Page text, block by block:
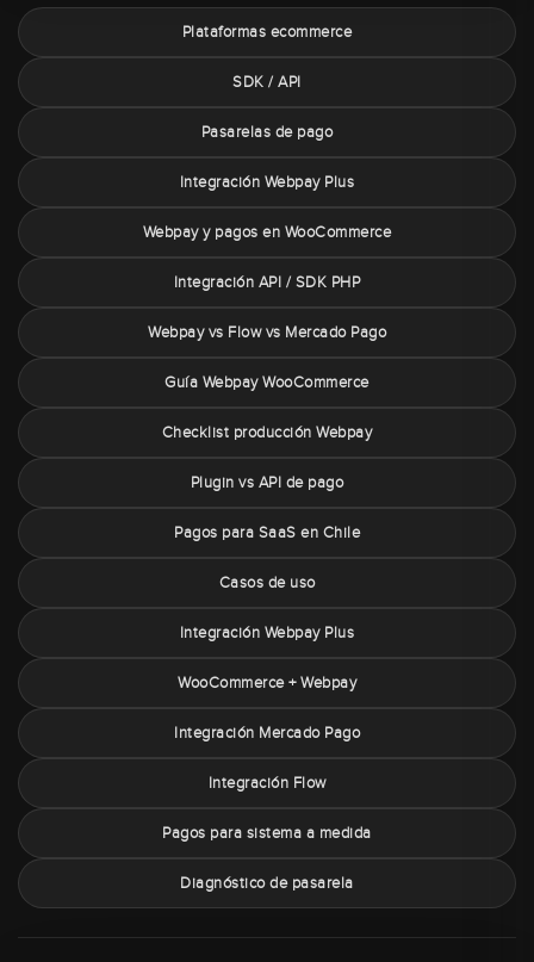
Plataformas ecommerce
SDK / API
Pasarelas de pago
Integración Webpay Plus
Webpay y pagos en WooCommerce
Integración API / SDK PHP
Webpay vs Flow vs Mercado Pago
Guía Webpay WooCommerce
Checklist producción Webpay
Plugin vs API de pago
Pagos para SaaS en Chile
Casos de uso
Integración Webpay Plus
WooCommerce + Webpay
Integración Mercado Pago
Integración Flow
Pagos para sistema a medida
Diagnóstico de pasarela